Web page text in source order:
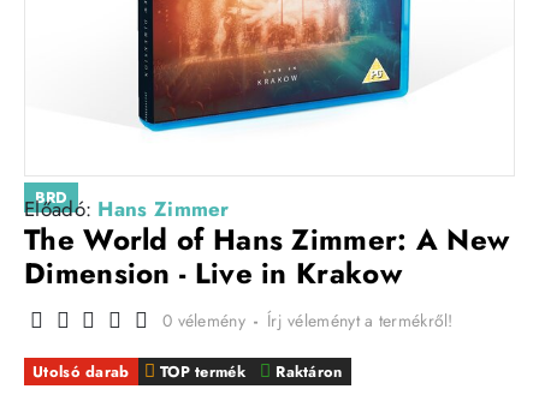
BRD
Előadó: Hans Zimmer
The World of Hans Zimmer: A New
Dimension - Live in Krakow
TOP termék Raktáron
Utolsó darab
0 vélemény - Írj véleményt a termékről!